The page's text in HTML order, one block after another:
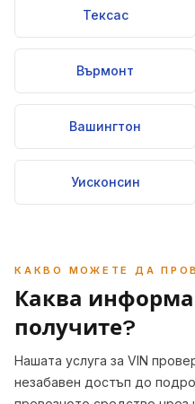
Тексас
Върмонт
Вашингтон
Уисконсин
КАКВО МОЖЕТЕ ДА
Каква
получите?
Нашата услуга за VIN
незабавен достъп до